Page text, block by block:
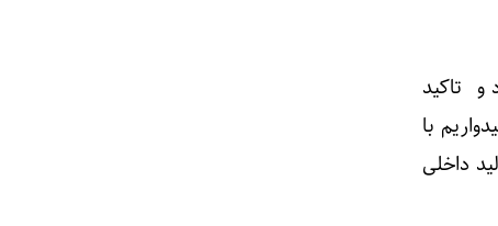
خبر داد و تاکید
با
داخلی